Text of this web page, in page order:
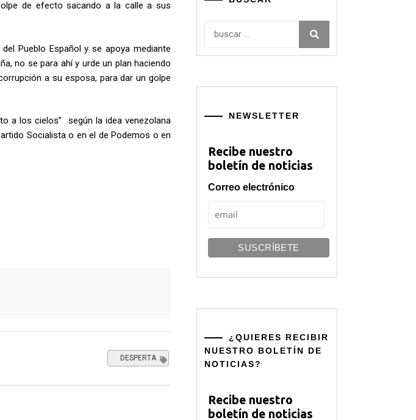
de efecto sacando a la calle a sus
Pueblo Español y se apoya mediante
no se para ahí y urde un plan haciendo
a su esposa, para dar un golpe
a los cielos” según la idea venezolana
Socialista o en el de Podemos o en
DESPERTA
NEWSLETTER
Recibe nuestro
boletín de noticias
Correo electrónico
¿QUIERES RECIBIR
NUESTRO BOLETÍN DE
NOTICIAS?
Recibe nuestro
boletín de noticias